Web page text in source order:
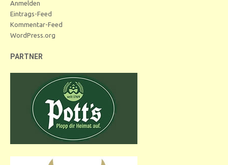
Anmelden
Eintrags-Feed
Kommentar-Feed
WordPress.org
PARTNER